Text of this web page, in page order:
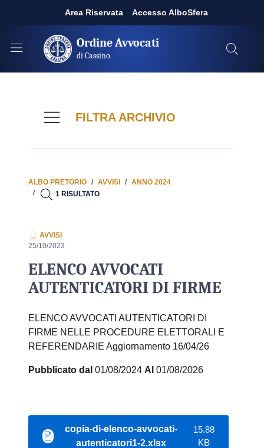
Area Riservata Accesso AlboSfera
Ordine Avvocati
di Cassino
FILTRA ARCHIVIO
ALBO PRETORIO AVVISI
ANNO 2024
1 RISULTATO
AVVISI
25/10/2023
ELENCO AVVOCATI
AUTENTICATORI DI FIRME
ELENCO AVVOCATI AUTENTICATORI DI
FIRME NELLE PROCEDURE ELETTORALI E
REFERENDARIE Aggiornamento 16/04/26
Pubblicato dal 01/08/2024 Al 01/08/2026
copia-di-elenco-avvocati-
autenticatori1-2.xlsx
15.88
KB